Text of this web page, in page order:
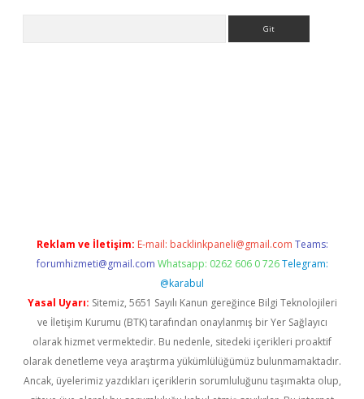
Reklam ve İletişim: E-mail: backlinkpaneli@gmail.com Teams:
forumhizmeti@gmail.com Whatsapp: 0262 606 0 726 Telegram:
@karabul
Yasal Uyarı: Sitemiz, 5651 Sayılı Kanun gereğince Bilgi Teknolojileri
ve İletişim Kurumu (BTK) tarafından onaylanmış bir Yer Sağlayıcı
olarak hizmet vermektedir. Bu nedenle, sitedeki içerikleri proaktif
olarak denetleme veya araştırma yükümlülüğümüz bulunmamaktadır.
Ancak, üyelerimiz yazdıkları içeriklerin sorumluluğunu taşımakta olup,